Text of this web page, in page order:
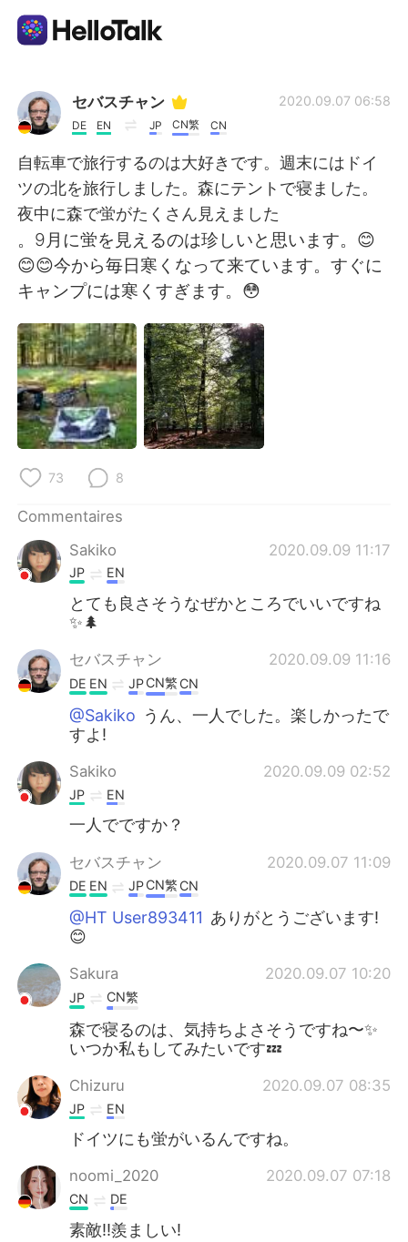
Appli d'échange linguistique
AI Grammar Checker
Français
English 简体中文
繁體中文 Español
العربية Deutsch
日本語 한국어
Türkçe
Português
セバスチャン
DE EN JP CN繁 CN
2020.09.07 06:58
自転車で旅行するのは大好きです。週末にはドイ
ツの北を旅行しました。森にテントで寝ました。
夜中に森で蛍がたくさん見えました
。9月に蛍を見えるのは珍しいと思います。😊
😊😊今から毎日寒くなって来ています。すぐに
キャンプには寒くすぎます。😳
73 8
Commentaires
Sakiko
2020.09.09 11:17
JP EN
とても良さそうなぜかところでいいですね
✨🌲
セバスチャン 2020.09.09 11:16
DE EN JPCN繁 CN
@Sakiko うん、一人でした。楽しかったで
すよ!
Sakiko 2020.09.09 02:52
JP EN
一人でですか？
セバスチャン 2020.09.07 11:09
DE EN JPCN繁 CN
@HT User893411 ありがとうございます!
😊
Sakura 2020.09.07 10:20
JP CN繁
森で寝るのは、気持ちよさそうですね〜✨
いつか私もしてみたいです💤
Chizuru 2020.09.07 08:35
JP EN
ドイツにも蛍がいるんですね。
noomi_2020 2020.09.07 07:18
CN DE
素敵!!羨ましい!